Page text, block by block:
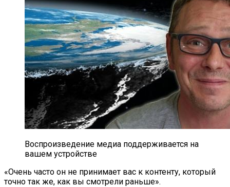
Воспроизведение медиа поддерживается на
вашем устройстве
«Очень часто он не принимает вас к контенту, который
точно так же, как вы смотрели раньше».